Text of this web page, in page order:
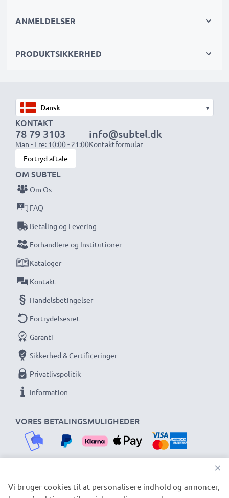
ANMELDELSER
PRODUKTSIKKERHED
▾
KONTAKT
78 79 3103
Man - Fre: 10:00 - 21:00
info@subtel.dk
Kontaktformular
Fortryd aftale
VORES BETALINGSMULIGHEDER
OM SUBTEL
Om Os
FAQ
Betaling og Levering
Forhandlere og Institutioner
Kataloger
Kontakt
Handelsbetingelser
Fortrydelsesret
Garanti
Sikkerhed & Certificeringer
Privatlivspolitik
Information
VORES FORSENDELSESPARTNERE
×
Vi bruger cookies til at personalisere indhold og annoncer,